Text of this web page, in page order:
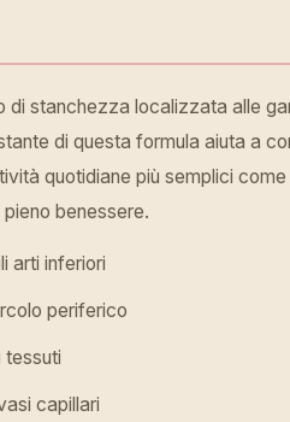
stanchezza localizzata alle
di questa formula aiuta a
quotidiane più semplici
benessere.
arti inferiori
periferico
tessuti
capillari